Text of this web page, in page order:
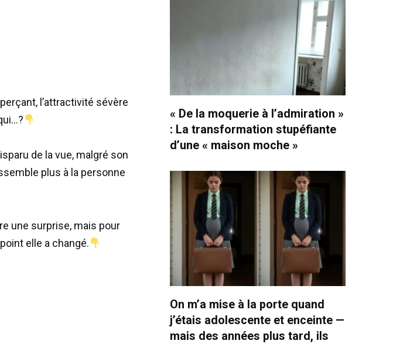
l’attractivité sévère
de la vue, malgré son
plus à la personne
une surprise, mais pour
elle a changé.
« De la moquerie à l’admiration »
: La transformation stupéfiante
d’une « maison moche »
On m’a mise à la porte quand
j’étais adolescente et enceinte —
mais des années plus tard, ils